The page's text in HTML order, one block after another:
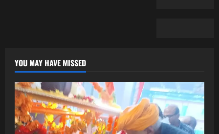
YOU MAY HAVE MISSED